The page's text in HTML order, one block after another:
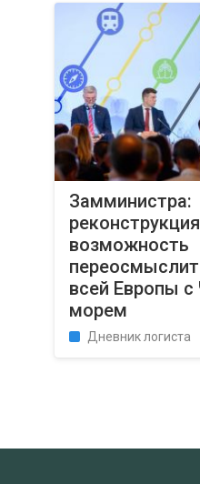
Замминистра:
возможность
всей Европы
морем
Дневник логиста